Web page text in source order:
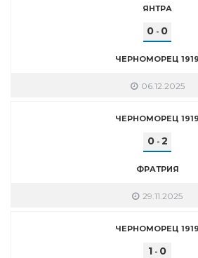
ЯНТРА
0 - 0
ЧЕРНОМОРЕЦ 1919
06.12.2025
ЧЕРНОМОРЕЦ 1919
0- 2
ФРАТРИЯ
29.11.2025
ЧЕРНОМОРЕЦ 1919
1 - 0